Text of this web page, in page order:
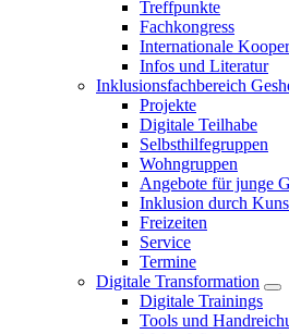
Treffpunkte
Fachkongress
Internationale
Infos und Literatur
Inklusionsfachbereich
Projekte
Digitale Teilhabe
Selbsthilfegruppen
Wohngruppen
Angebote für junge
Inklusion durch
Freizeiten
Service
Termine
Digitale Transformation
Digitale Trainings
Tools und